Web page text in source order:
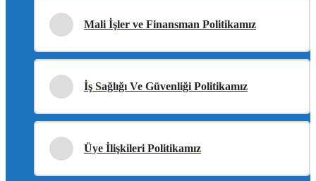
Mali İşler ve Finansman Politikamız
İş Sağlığı Ve Güvenliği Politikamız
Üye İlişkileri Politikamız